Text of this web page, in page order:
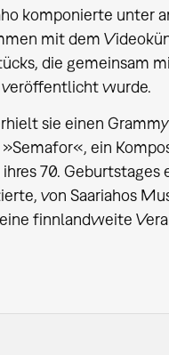
komponierte unter
mit dem
die gemeinsam
wurde.
sie einen
ein
ihres 70.
von Saariahos
finnlandweite